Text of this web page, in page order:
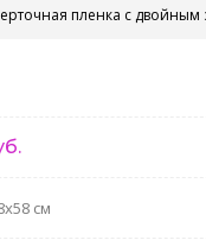
пленка с двойным
см